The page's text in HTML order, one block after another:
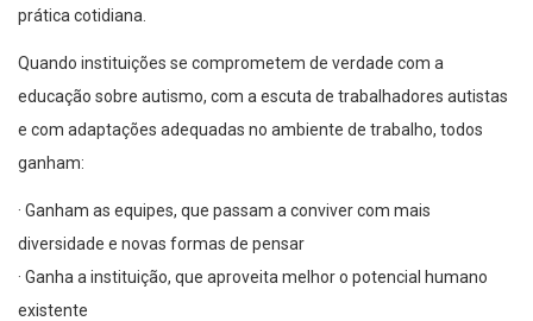
prática cotidiana.
Quando instituições se comprometem de verdade com a
educação sobre autismo, com a escuta de trabalhadores autistas
e com adaptações adequadas no ambiente de trabalho, todos
ganham:
· Ganham as equipes, que passam a conviver com mais
diversidade e novas formas de pensar
· Ganha a instituição, que aproveita melhor o potencial humano
existente